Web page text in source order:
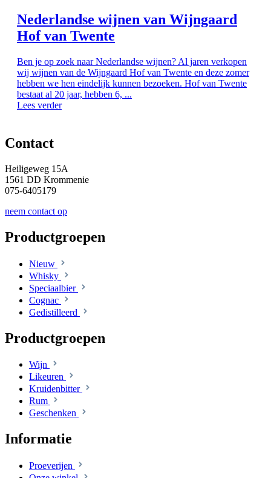
Nederlandse wijnen van Wijngaard
Hof van Twente
Ben je op zoek naar Nederlandse wijnen? Al jaren verkopen
wij wijnen van de Wijngaard Hof van Twente en deze zomer
hebben we hen eindelijk kunnen bezoeken. Hof van Twente
bestaat al 20 jaar, hebben 6, ...
Lees verder
Contact
Heiligeweg 15A
1561 DD Krommenie
075-6405179
neem contact op
Productgroepen
Nieuw
Whisky
Speciaalbier
Cognac
Gedistilleerd
Productgroepen
Wijn
Likeuren
Kruidenbitter
Rum
Geschenken
Informatie
Proeverijen